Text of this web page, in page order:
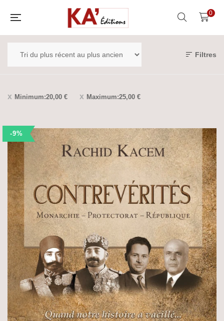
0
Filtres
Minimum:20,00 € Maximum:25,00 €
-9%